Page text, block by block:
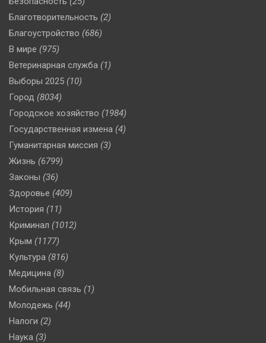
Благотворительность (2)
Благоустройство (686)
В мире (975)
Ветеринарная служба (1)
Выборы 2025 (10)
Город (8034)
Городское хозяйство (1984)
Государственная измена (4)
Гуманитарная миссия (3)
Жизнь (6799)
Законы (36)
Здоровье (409)
История (11)
Криминал (1012)
Крым (1177)
Культура (816)
Медицина (8)
Мобильная связь (1)
Молодежь (44)
Налоги (2)
Наука (3)